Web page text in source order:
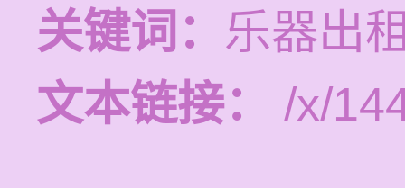
关键词： 乐器出
文本链接：
/x/